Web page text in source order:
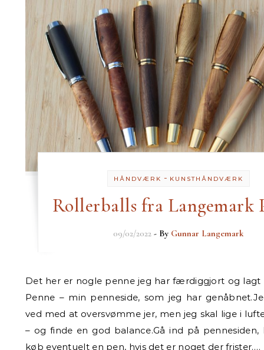
HÅNDVÆRK - KUNSTHÅNDVÆRK
Rollerballs fra Langemark
09/02/2022 - By Gunnar Langemark
Det her er nogle penne jeg har færdiggjort og lagt på Langemark
Penne – min penneside, som jeg har
ved med at oversvømme jer, men jeg skal lige i
– og finde en god balance.Gå ind på pennesiden,
køb eventuelt en pen, hvis det er noget der frister.…